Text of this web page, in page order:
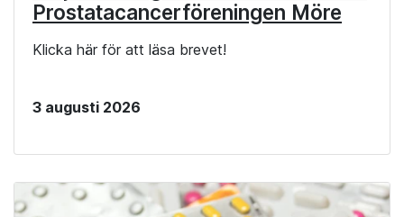
Prostatacancerföreningen Möre
Klicka här för att läsa brevet!
3 augusti 2026